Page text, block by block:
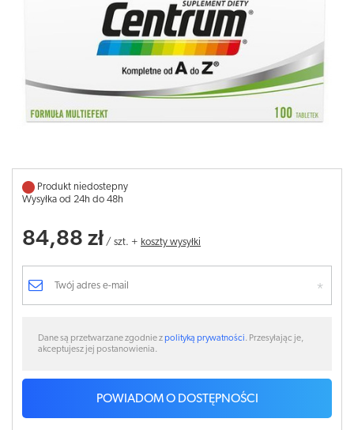
Produkt niedostepny
Wysyłka od 24h do 48h
84,88 zł / szt. + koszty wysyłki
Dane są przetwarzane zgodnie zpolityką prywatności. Przesyłając je,
akceptujesz jej postanowienia.
POWIADOM O DOSTĘPNOŚCI